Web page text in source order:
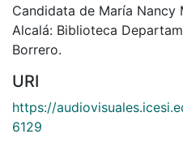
Candidata de María Nancy
Alcalá: Biblioteca
Borrero.
URI
https://
6129